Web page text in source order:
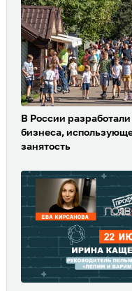
В России
бизнеса,
занятость